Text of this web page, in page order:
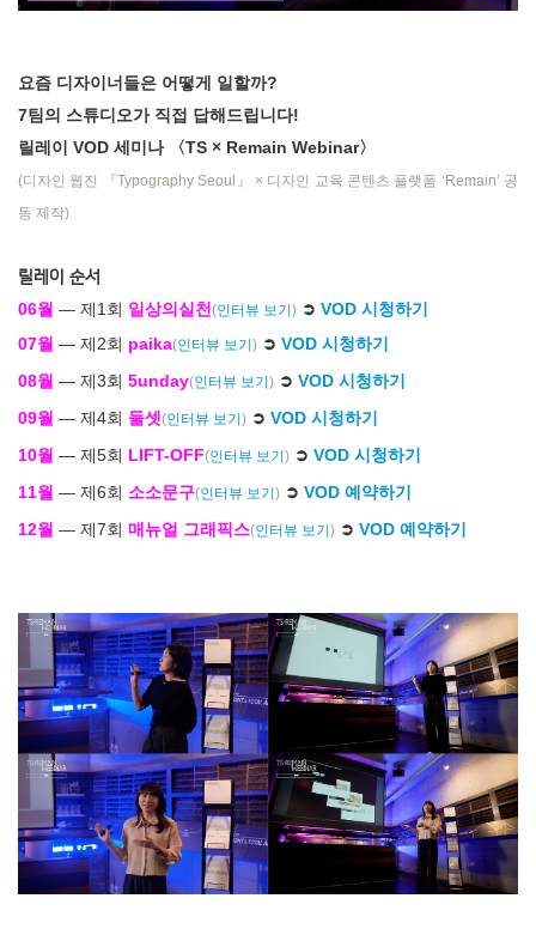
요즘 디자이너들은 어떻게 일할까?
7팀의 스튜디오가 직접 답해드립니다!
릴레이 VOD 세미나 〈TS × Remain Webinar〉
(디자인 웹진 『Typography Seoul』 × 디자인 교육 콘텐츠 플랫폼 ‘Remain’ 공
동 제작)
릴레이 순서
06월 ― 제1회 일상의실천 (인터뷰 보기 ) ➲ VOD 시청하기
07월 ― 제2회 paika(인터뷰 보기 ) ➲ VOD 시청하기
08월 ― 제3회 5unday(인터뷰 보기 ) ➲ VOD 시청하기
09월 ― 제4회 둘셋(인터뷰 보기 ) ➲ VOD 시청하기
10월 ― 제5회 LIFT-OFF(인터뷰 보기 ) ➲ VOD 시청하기
11월 ― 제6회 소소문구(인터뷰 보기 ) ➲ VOD 예약하기
12월 ― 제7회 매뉴얼 그래픽스(인터뷰 보기 ) ➲ VOD 예약하기